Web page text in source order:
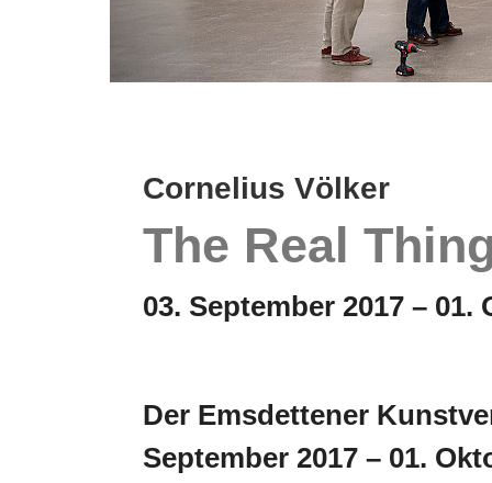
Cornelius Völker
The Real
03. September 2017 – 01.
Der Emsdettener
September 2017 – 01.